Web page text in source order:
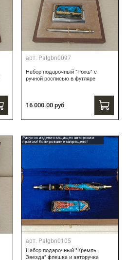
арт. Palgbn0097
Набор подарочный "Рожь" с
ручной росписью в футляре
16 000.00 руб
Рисунок изделия защищен авторским
правом! Копирование запрещено!
арт. Palgbn0105
Набор подарочный "Кремль.
Звезда" флешка и авторучка